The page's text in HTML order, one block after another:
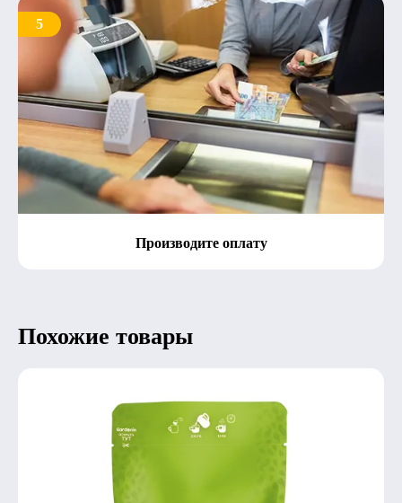
5
Производите оплату
Похожие товары